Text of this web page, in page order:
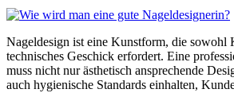
Nageldesign ist eine Kunstform, die sowohl
technisches Geschick erfordert. Eine
muss nicht nur ästhetisch ansprechende
auch hygienische Standards einhalten,